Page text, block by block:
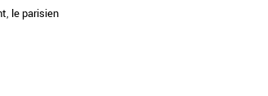
, le parisien